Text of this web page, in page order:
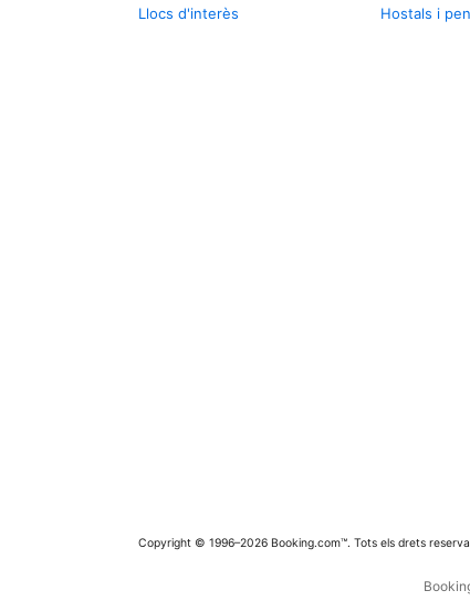
Llocs d'interès
Hostals i
Copyright © 1996–2026 Booking.com™. Tots els drets